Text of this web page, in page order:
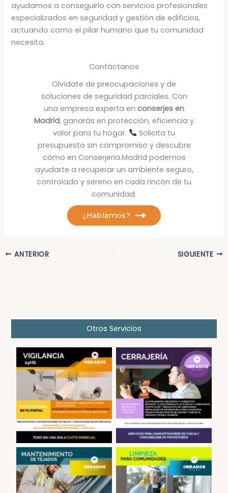
ayudamos a conseguirlo con servicios profesionales
especializados en seguridad y gestión de edificios,
actuando como el pilar humano que tu comunidad
necesita.
Contáctanos
Olvídate de preocupaciones y de
soluciones de seguridad parciales. Con
una empresa experta en conserjes en
Madrid, ganarás en protección, eficiencia y
valor para tu hogar.
Solicita tu
presupuesto sin compromiso y descubre
cómo en Conserjeria.Madrid podemos
ayudarte a recuperar un ambiente seguro,
controlado y sereno en cada rincón de tu
comunidad.
¿Hablamos?
ANTERIOR SIGUIENTE
Otros Servicios
Cámaras en Portales Cerrajería
Reparación de Tejados
Limpieza en